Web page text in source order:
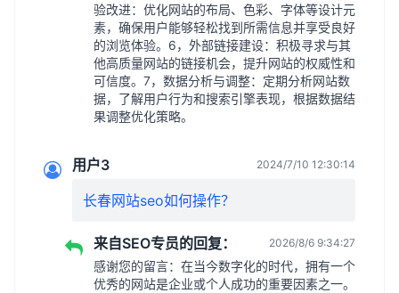
验改进：优化网站的布局、色彩、字体等设计元
素，确保用户能够轻松找到所需信息并享受良好
的浏览体验。6，外部链接建设：积极寻求与其
他高质量网站的链接机会，提升网站的权威性和
可信度。7，数据分析与调整：定期分析网站数
据，了解用户行为和搜索引擎表现，根据数据结
果调整优化策略。
用户3 2024/7/10 12:30:14
长春网站seo如何操作？
来自SEO专员的回复： 2026/8/6 9:34:27
感谢您的留言：在当今数字化的时代，拥有一个
优秀的网站是企业或个人成功的重要因素之一。